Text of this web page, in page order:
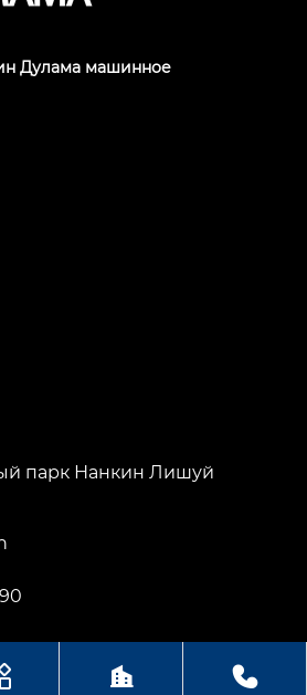
Дулама машинное
парк Нанкин Лишуй
компания Нанкин Дулама
 